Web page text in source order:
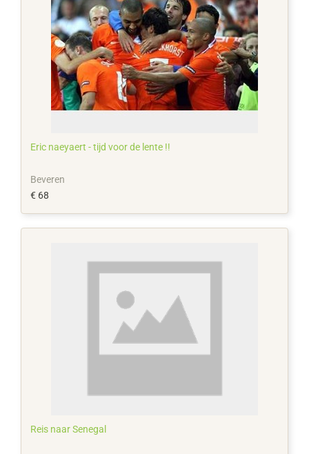
Eric naeyaert - tijd voor de lente !!
Beveren
€ 68
Reis naar Senegal